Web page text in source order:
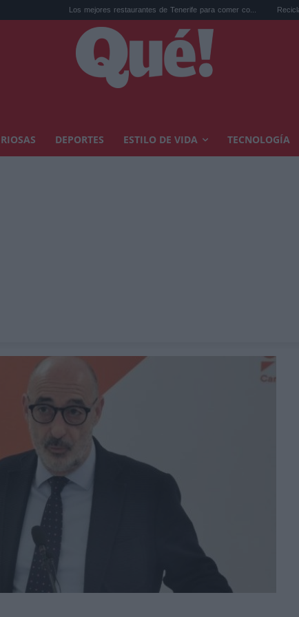
Los mejores restaurantes de Tenerife para comer co... Reciclar
DEPORTES ESTILO DE VIDA TECNOLOGÍA